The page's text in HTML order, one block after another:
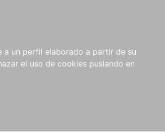
a un perfil elaborado a partir de su
el uso de cookies puslando en